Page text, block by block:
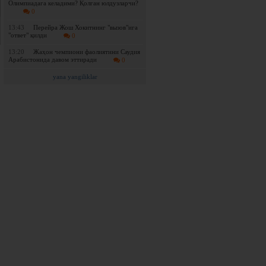
Олимпиадага келадими? Қолган юлдузларчи?
0
13:43
Перейра Жош Хокитнинг "вызов"ига
"ответ" қилди
0
13:20
Жаҳон чемпиони фаолиятини Саудия
Арабистонида давом эттиради
0
yana yangiliklar